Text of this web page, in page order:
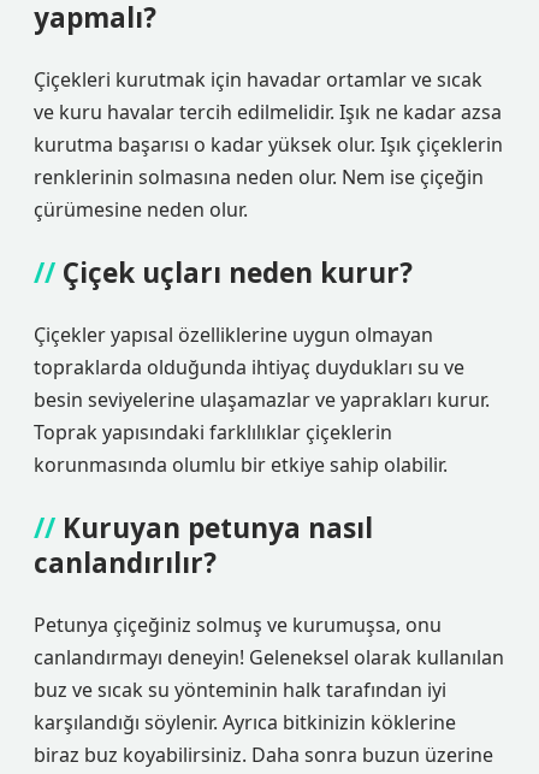
yapmalı?
Çiçekleri kurutmak için havadar ortamlar ve sıcak
ve kuru havalar tercih edilmelidir. Işık ne kadar azsa
kurutma başarısı o kadar yüksek olur. Işık çiçeklerin
renklerinin solmasına neden olur. Nem ise çiçeğin
çürümesine neden olur.
Çiçek uçları neden kurur?
Çiçekler yapısal özelliklerine uygun olmayan
topraklarda olduğunda ihtiyaç duydukları su ve
besin seviyelerine ulaşamazlar ve yaprakları kurur.
Toprak yapısındaki farklılıklar çiçeklerin
korunmasında olumlu bir etkiye sahip olabilir.
Kuruyan petunya nasıl
canlandırılır?
Petunya çiçeğiniz solmuş ve kurumuşsa, onu
canlandırmayı deneyin! Geleneksel olarak kullanılan
buz ve sıcak su yönteminin halk tarafından iyi
karşılandığı söylenir. Ayrıca bitkinizin köklerine
biraz buz koyabilirsiniz. Daha sonra buzun üzerine